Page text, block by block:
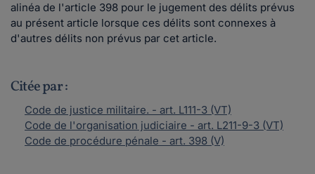
alinéa de l'article 398 pour le jugement des délits prévus
au présent article lorsque ces délits sont connexes à
d'autres délits non prévus par cet article.
Citée par :
Code de justice militaire. - art. L111-3 (VT)
Code de l'organisation judiciaire - art. L211-9-3 (VT)
Code de procédure pénale - art. 398 (V)